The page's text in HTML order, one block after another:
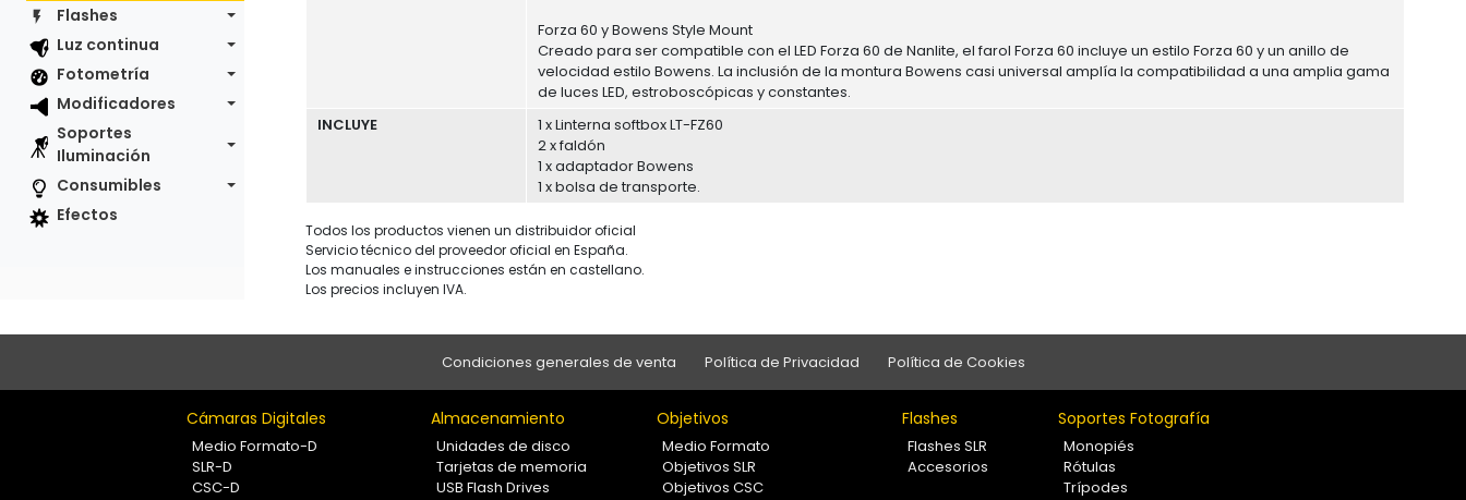
Flashes
Luz continua
Fotometría
Modificadores
Soportes
Iluminación
Consumibles
Efectos
Forza 60 y Bowens Style Mount
Creado para ser compatible con el LED Forza 60 de Nanlite, el farol Forza 60 incluye un estilo Forza 60 y un anillo de
velocidad estilo Bowens. La inclusión de la montura Bowens casi universal amplía la compatibilidad a una amplia gama
de luces LED, estroboscópicas y constantes.
INCLUYE
1 x Linterna softbox LT-FZ60
2 x faldón
1 x adaptador Bowens
1 x bolsa de transporte.
Todos los productos vienen un distribuidor oficial
Servicio técnico del proveedor oficial en España.
Los manuales e instrucciones están en castellano.
Los precios incluyen IVA.
Condiciones generales de venta Política de Privacidad Política de Cookies
Cámaras Digitales
Medio Formato-D
SLR-D
CSC-D
Almacenamiento
Unidades de disco
Tarjetas de memoria
USB Flash Drives
Objetivos
Medio Formato
Objetivos SLR
Objetivos CSC
Flashes
Flashes SLR
Accesorios
Soportes Fotografía
Monopiés
Rótulas
Trípodes